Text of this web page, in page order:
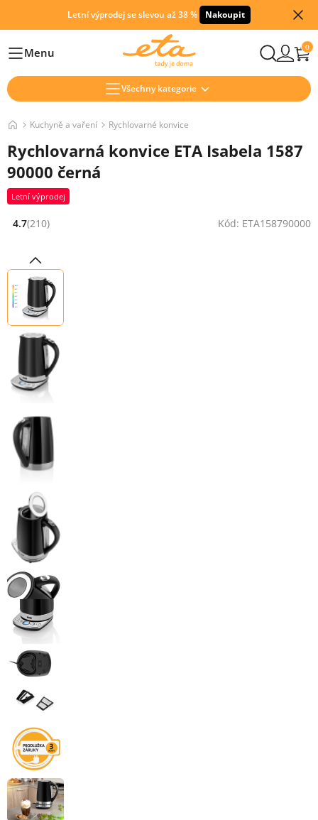
Letní výprodej se slevou až 38 % Nakoupit
HlavníMenu 0
Všechny kategorie
Kuchyně a vaření Rychlovarné konvice
Rychlovarná konvice ETA Isabela 1587
90000 černá
Letní výprodej
Hodnocení: 4.7 z 5 (210 recenzí)
4.7(210) Kód: ETA158790000